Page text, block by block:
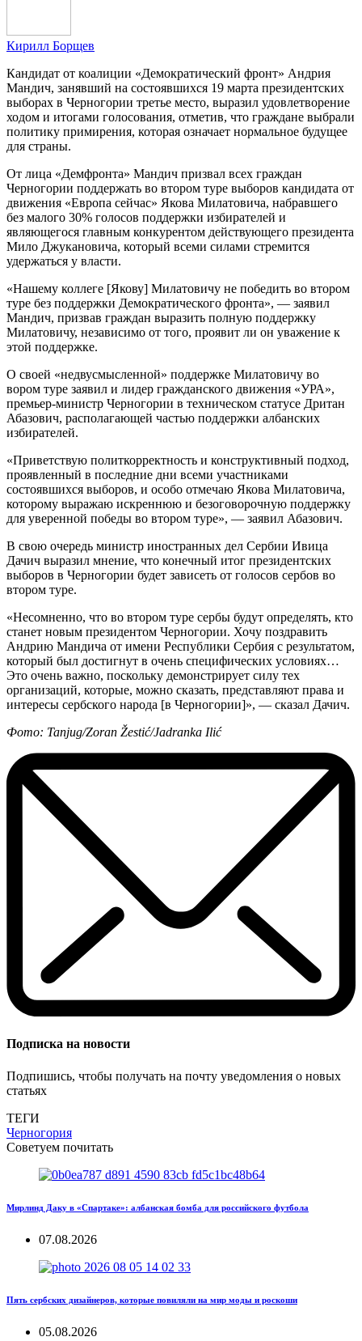
Кирилл Борщев
Кандидат от коалиции «Демократический фронт» Андрия
Мандич, занявший на состоявшихся 19 марта президентских
выборах в Черногории третье место, выразил удовлетворение
ходом и итогами голосования, отметив, что граждане выбрали
политику примирения, которая означает нормальное будущее
для страны.
От лица «Демфронта» Мандич призвал всех граждан
Черногории поддержать во втором туре выборов кандидата от
движения «Европа сейчас» Якова Милатовича, набравшего
без малого 30% голосов поддержки избирателей и
являющегося главным конкурентом действующего президента
Мило Джукановича, который всеми силами стремится
удержаться у власти.
«Нашему коллеге [Якову] Милатовичу не победить во втором
туре без поддержки Демократического фронта», — заявил
Мандич, призвав граждан выразить полную поддержку
Милатовичу, независимо от того, проявит ли он уважение к
этой поддержке.
О своей «недвусмысленной» поддержке Милатовичу во
вором туре заявил и лидер гражданского движения «УРА»,
премьер-министр Черногории в техническом статусе Дритан
Абазович, располагающей частью поддержки албанских
избирателей.
«Приветствую политкорректность и конструктивный подход,
проявленный в последние дни всеми участниками
состоявшихся выборов, и особо отмечаю Якова Милатовича,
которому выражаю искреннюю и безоговорочную поддержку
для уверенной победы во втором туре», — заявил Абазович.
В свою очередь министр иностранных дел Сербии Ивица
Дачич выразил мнение, что конечный итог президентских
выборов в Черногории будет зависеть от голосов сербов во
втором туре.
«Несомненно, что во втором туре сербы будут определять, кто
станет новым президентом Черногории. Хочу поздравить
Андрию Мандича от имени Республики Сербия с результатом,
который был достигнут в очень специфических условиях…
Это очень важно, поскольку демонстрирует силу тех
организаций, которые, можно сказать, представляют права и
интересы сербского народа [в Черногории]», — сказал Дачич.
Фото: Tanjug/Zoran Žestić/Jadranka Ilić
Подписка на новости
Подпишись, чтобы получать на почту уведомления о новых
статьях
ТЕГИ
Черногория
Советуем почитать
Мирлинд Даку в «Спартаке»: албанская бомба для российского футбола
07.08.2026
Пять сербских дизайнеров, которые повиляли на мир моды и роскоши
05.08.2026